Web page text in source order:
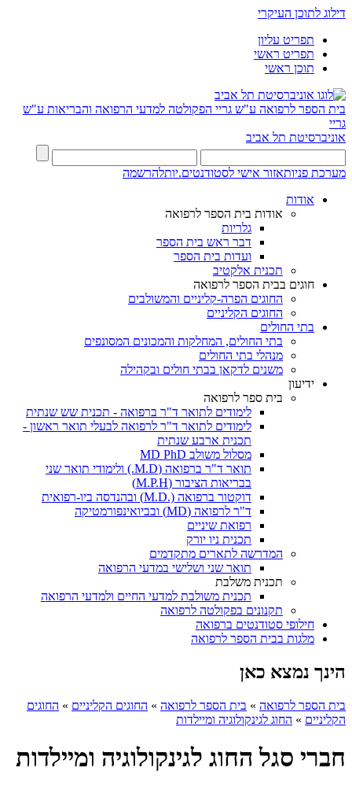
דילוג לתוכן העיקרי
תפריט עליון
תפריט ראשי
תוכן ראשי
בית הספר לרפואה ע"ש גריי הפקולטה למדעי הרפואה והבריאות ע"ש
גריי
אוניברסיטת תל אביב
מערכת פניותאזור אישי לסטודנטים.יותלהרשמה
אודות
אודות בית הספר לרפואה
גלריות
דבר ראש בית הספר
ועדות בית הספר
תכנית אלקטיב
חוגים בבית הספר לרפואה
החוגים הפרה-קליניים והמשולבים
החוגים הקליניים
בתי החולים
בתי החולים, המחלקות והמכונים המסונפים
מנהלי בתי החולים
משנים לדקאן בבתי חולים ובקהילה
ידיעון
בית ספר לרפואה
לימודים לתואר ד"ר ברפואה - תכנית שש שנתית
לימודים לתואר ד"ר לרפואה לבעלי תואר ראשון -
תכנית ארבע שנתית
מסלול משולב MD PhD
תואר ד"ר ברפואה (M.D.) ולימודי תואר שני
בבריאות הציבור (M.P.H)
דוקטור ברפואה (.M.D) ובהנדסה ביו-רפואית
ד"ר לרפואה (MD) ובביואינפורמטיקה
רפואת שיניים
תכנית ניו יורק
המדרשה לתארים מתקדמים
תואר שני ושלישי במדעי הרפואה
תכנית משלבת
תכנית משולבת למדעי החיים ולמדעי הרפואה
תקנונים בפקולטה לרפואה
חילופי סטודנטים ברפואה
מלגות בבית הספר לרפואה
הינך נמצא כאן
בית הספר לרפואה » בית הספר לרפואה » החוגים הקליניים » החוגים
הקליניים » החוג לגינקולוגיה ומיילדות
חברי סגל החוג לגינקולוגיה ומיילדות